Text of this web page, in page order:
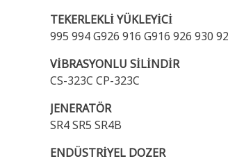
TEKERLEKLİ YÜKLEYİCİ
995 994 G926 916 G916 926 930
VİBRASYONLU SİLİNDİR
CS-323C CP-323C
JENERATÖR
SR4 SR5 SR4B
ENDÜSTRİYEL DOZER